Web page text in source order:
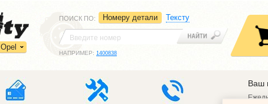
Opel
ПОИСК ПО: Номеру детали Тексту
НАПРИМЕР: 1400838
Ваш